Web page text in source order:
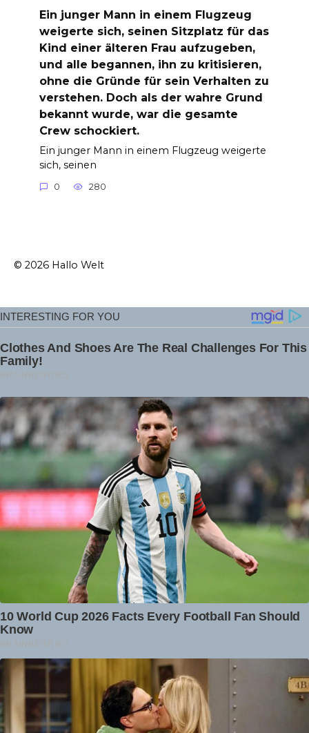
Ein junger Mann in einem Flugzeug
weigerte sich, seinen Sitzplatz für das
Kind einer älteren Frau aufzugeben,
und alle begannen, ihn zu kritisieren,
ohne die Gründe für sein Verhalten zu
verstehen. Doch als der wahre Grund
bekannt wurde, war die gesamte
Crew schockiert.
Ein junger Mann in einem Flugzeug weigerte
sich, seinen
0 280
© 2026 Hallo Welt